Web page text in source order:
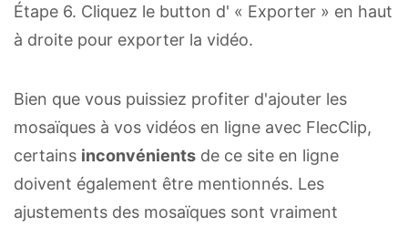
Étape 6. Cliquez le button d' « Exporter » en haut
à droite pour exporter la vidéo.
Bien que vous puissiez profiter d'ajouter les
mosaïques à vos vidéos en ligne avec FlecClip,
certains inconvénients de ce site en ligne
doivent également être mentionnés. Les
ajustements des mosaïques sont vraiment